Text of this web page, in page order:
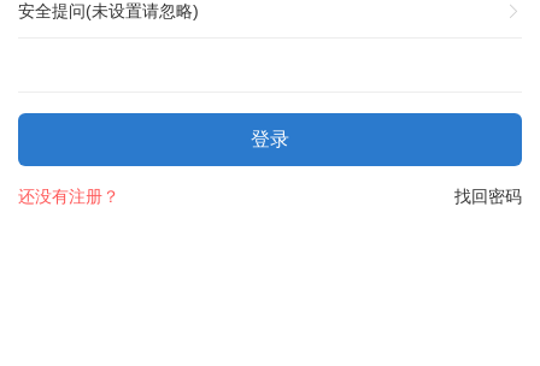
安全提问(未设置请忽略)
登录
找回密码
还没有注册？